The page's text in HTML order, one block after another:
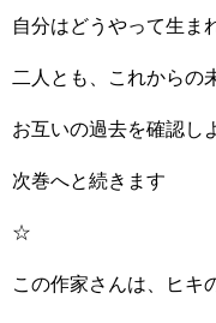
自分はどうやって生ま
二人とも、これからの
お互いの過去を確認し
次巻へと続きます
☆
この作家さんは、ヒキ